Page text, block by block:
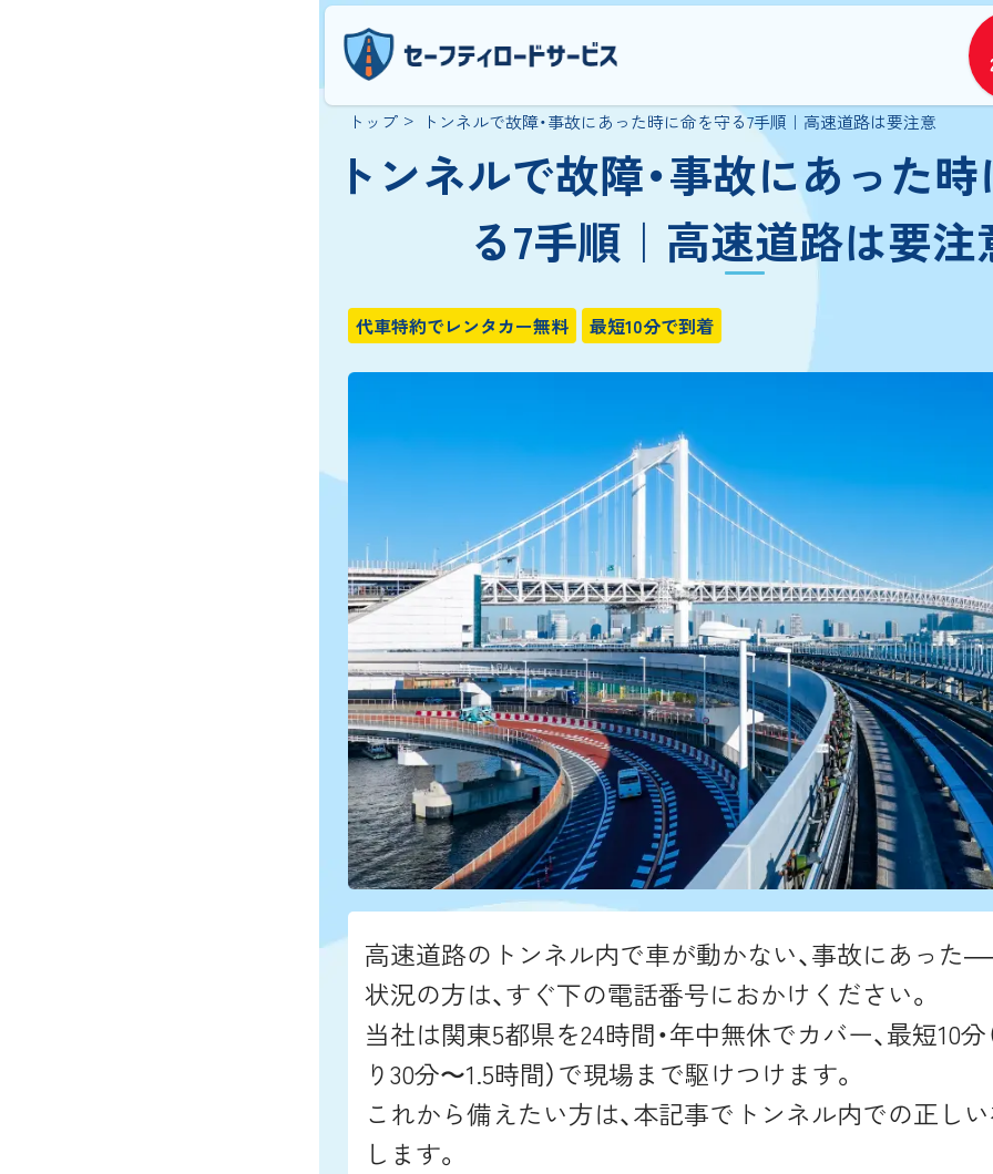
トップ トンネルで故障・事故にあった時に命を守る7手順｜高速道路は要注意
トンネルで故障・事故にあった
る7手順｜高速道路は要注
代車特約でレンタカー無料 最短10分で到着
高速道路のトンネル内で車が動かない、事故にあっ
状況の方は、すぐ下の電話番号におかけください。
当社は関東5都県を24時間・年中無休でカバー、最短10分
り30分〜1.5時間）で現場まで駆けつけます。
これから備えたい方は、本記事でトンネル内での正し
します。